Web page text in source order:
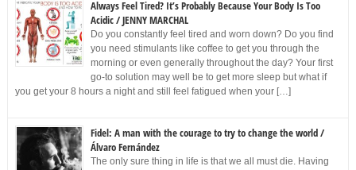
Always Feel Tired? It’s Probably Because Your Body Is Too
Acidic / JENNY MARCHAL
Do you constantly feel tired and worn down? Do you find
you need stimulants like coffee to get you through the
morning or even generally throughout the day? Your first
go-to solution may well be to get more sleep but what if
you get your 8 hours a night and still feel fatigued when your […]
Fidel: A man with the courage to try to change the world /
Álvaro Fernández
The only sure thing in life is that we all must die. Having